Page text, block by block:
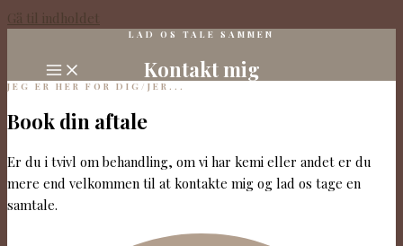
Gå til indholdet
LAD OS TALE SAMMEN
Kontakt mig
JEG ER HER FOR DIG/JER...
Book din aftale
Er du i tvivl om behandling, om vi har kemi eller andet er du
mere end velkommen til at kontakte mig og lad os tage en
samtale.